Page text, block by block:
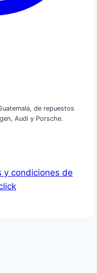
de repuestos
Audi y Porsche.
y condiciones de